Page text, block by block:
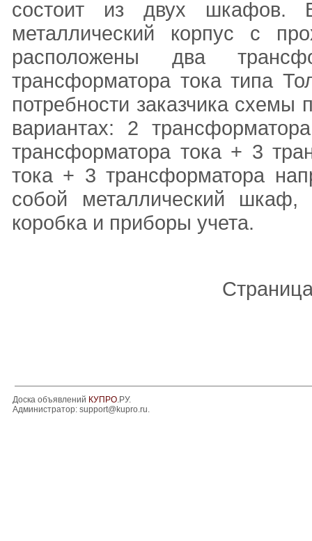
состоит из двух шкафов.
металлический корпус с
расположены два
трансформатора тока типа
потребности заказчика
вариантах: 2
трансформатора тока + 3
тока + 3 трансформатора
собой металлический шкаф,
коробка и приборы учета.
Доска объявлений КУПРО.РУ.
Администратор: support@kupro.ru.